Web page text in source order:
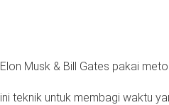
Elon Musk & Bill Gates pakai
ini teknik untuk membagi waktu